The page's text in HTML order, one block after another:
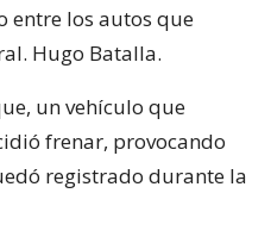
entre los autos que
Hugo Batalla.
un vehículo que
frenar, provocando
registrado durante la